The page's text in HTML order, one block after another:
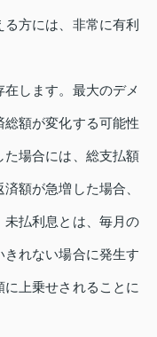
方には、非常に有利
します。最大のデメ
総額が変化する可能性
た場合には、総支払額
額が急増した場合、
払利息とは、毎月の
れない場合に発生す
上乗せされることに